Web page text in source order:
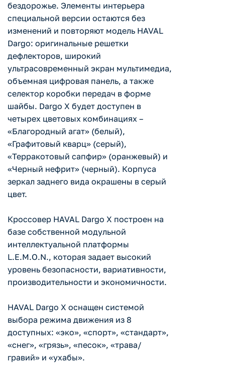
бездорожье. Элементы интерьера
специальной версии остаются без
изменений и повторяют модель HAVAL
Dargo: оригинальные решетки
дефлекторов, широкий
ультрасовременный экран мультимедиа,
объемная цифровая панель, а также
селектор коробки передач в форме
шайбы. Dargo X будет доступен в
четырех цветовых комбинациях –
«Благородный агат» (белый),
«Графитовый кварц» (серый),
«Терракотовый сапфир» (оранжевый) и
«Черный нефрит» (черный). Корпуса
зеркал заднего вида окрашены в серый
цвет.
Кроссовер HAVAL Dargo X построен на
базе собственной модульной
интеллектуальной платформы
L.E.M.O.N., которая задает высокий
уровень безопасности, вариативности,
производительности и экономичности.
HAVAL Dargo X оснащен системой
выбора режима движения из 8
доступных: «эко», «спорт», «стандарт»,
«снег», «грязь», «песок», «трава/
гравий» и «ухабы».